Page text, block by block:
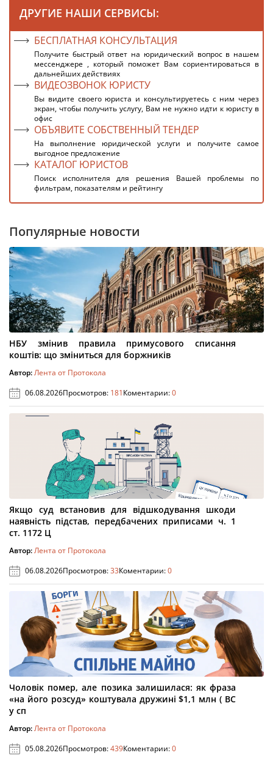
ДРУГИЕ НАШИ СЕРВИСЫ:
БЕСПЛАТНАЯ КОНСУЛЬТАЦИЯ
Получите быстрый ответ на юридический вопрос в нашем
мессенджере , который поможет Вам сориентироваться в
дальнейших действиях
ВИДЕОЗВОНОК ЮРИСТУ
Вы видите своего юриста и консультируетесь с ним через
экран, чтобы получить услугу, Вам не нужно идти к юристу в
офис
ОБЪЯВИТЕ СОБСТВЕННЫЙ ТЕНДЕР
На выполнение юридической услуги и получите самое
выгодное предложение
КАТАЛОГ ЮРИСТОВ
Поиск исполнителя для решения Вашей проблемы по
фильтрам, показателям и рейтингу
Популярные новости
НБУ змінив правила примусового списання
коштів: що зміниться для боржників
Автор:Лента от Протокола
06.08.2026Просмотров: 181Коментарии:0
Якщо суд встановив для відшкодування шкоди
наявність підстав, передбачених приписами ч. 1
ст. 1172 Ц
Автор:Лента от Протокола
06.08.2026Просмотров:33Коментарии:0
Чоловік помер, але позика залишилася: як фраза
«на його розсуд» коштувала дружині $1,1 млн ( ВС
у сп
Автор:Лента от Протокола
05.08.2026Просмотров:439Коментарии:0